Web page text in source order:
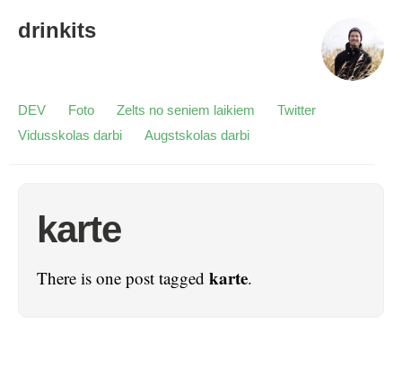
drinkits
DEV Foto Zelts no seniem laikiem
Twitter
Vidusskolas darbi
Augstskolas darbi
karte
There is one post tagged karte.